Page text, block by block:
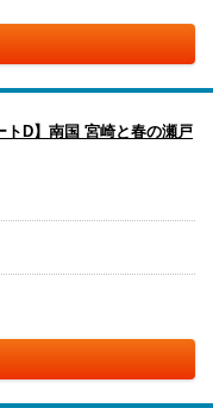
トD】南国 宮崎と春の瀬戸